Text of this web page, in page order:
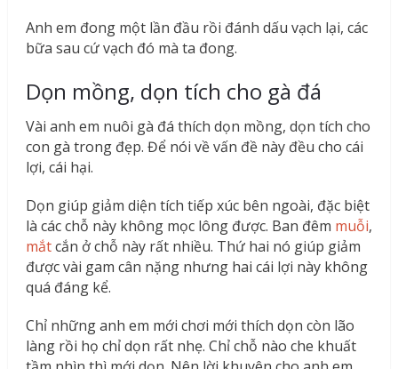
Anh em đong một lần đầu rồi đánh dấu vạch lại, các
bữa sau cứ vạch đó mà ta đong.
Dọn mồng, dọn tích cho gà đá
Vài anh em nuôi gà đá thích dọn mồng, dọn tích cho
con gà trong đẹp. Để nói về vấn đề này đều cho cái
lợi, cái hại.
Dọn giúp giảm diện tích tiếp xúc bên ngoài, đặc biệt
là các chỗ này không mọc lông được. Ban đêm muỗi,
mắtcắn ở chỗ này rất nhiều. Thứ hai nó giúp giảm
được vài gam cân nặng nhưng hai cái lợi này không
quá đáng kể.
Chỉ những anh em mới chơi mới thích dọn còn lão
làng rồi họ chỉ dọn rất nhẹ. Chỉ chỗ nào che khuất